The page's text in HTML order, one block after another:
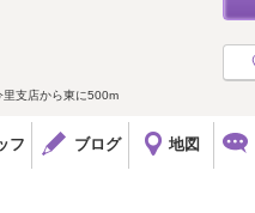
支店から東に500m
フ ブログ 地図